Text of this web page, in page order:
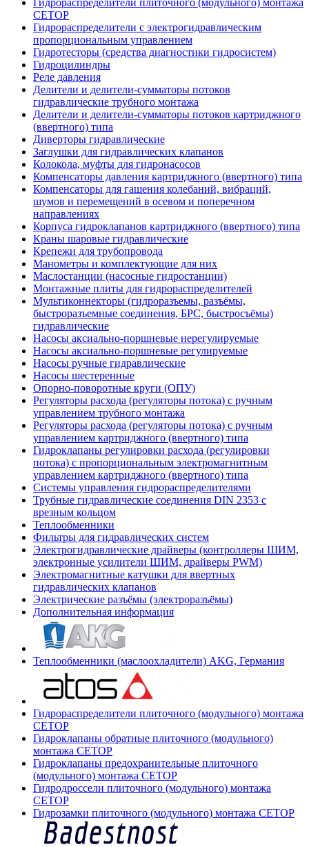
Гидрораспределители плиточного (модульного) монтажа
СЕТОР
Гидрораспределители с электрогидравлическим
пропорциональным управлением
Гидротесторы (средства диагностики гидросистем)
Гидроцилиндры
Реле давления
Делители и делители-сумматоры потоков
гидравлические трубного монтажа
Делители и делители-сумматоры потоков картриджного
(ввертного) типа
Диверторы гидравлические
Заглушки для гидравлических клапанов
Колокола, муфты для гидронасосов
Компенсаторы давления картриджного (ввертного) типа
Компенсаторы для гашения колебаний, вибраций,
шумов и перемещений в осевом и поперечном
направлениях
Корпуса гидроклапанов картриджного (ввертного) типа
Краны шаровые гидравлические
Крепежи для трубопровода
Манометры и комплектующие для них
Маслостанции (насосные гидростанции)
Монтажные плиты для гидрораспределителей
Мультиконнекторы (гидроразъемы, разъёмы,
быстроразъемные соединения, БРС, быстросъёмы)
гидравлические
Насосы аксиально-поршневые нерегулируемые
Насосы аксиально-поршневые регулируемые
Насосы ручные гидравлические
Насосы шестеренные
Опорно-поворотные круги (ОПУ)
Регуляторы расхода (регуляторы потока) с ручным
управлением трубного монтажа
Регуляторы расхода (регуляторы потока) с ручным
управлением картриджного (ввертного) типа
Гидроклапаны регулировки расхода (регулировки
потока) с пропорциональным электромагнитным
управлением картриджного (ввертного) типа
Системы управления гидрораспределителями
Трубные гидравлические соединения DIN 2353 с
врезным кольцом
Теплообменники
Фильтры для гидравлических систем
Электрогидравлические драйверы (контроллеры ШИМ,
электронные усилители ШИМ, драйверы PWM)
Электромагнитные катушки для ввертных
гидравлических клапанов
Электрические разъёмы (электроразъёмы)
Дополнительная информация
Теплообменники (маслоохладители) AKG, Германия
Гидрораспределители плиточного (модульного) монтажа
СЕТОР
Гидроклапаны обратные плиточного (модульного)
монтажа CETOP
Гидроклапаны предохранительные плиточного
(модульного) монтажа CETOP
Гидродроссели плиточного (модульного) монтажа
CETOP
Гидрозамки плиточного (модульного) монтажа CETOP